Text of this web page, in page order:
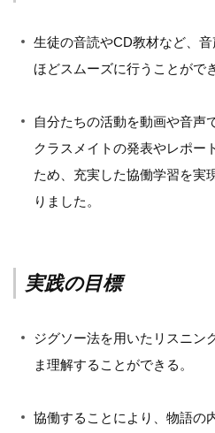
生徒の音読やCD教材など、
ほどスムーズに行うことがで
自分たちの活動を動画や音声
クラスメイトの発表やレポー
ため、充実した協働学習を実
りました。
実践の目標
ジグソー法を用いたリスニン
ま理解することができる。
協働することにより、物語の